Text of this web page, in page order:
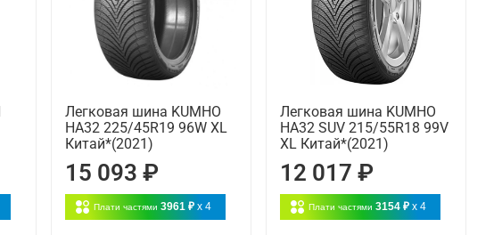
Легковая шина KUMHO
HA32 225/45R19 96W XL
Китай*(2021)
15 093 ₽
Плати частями 3961 ₽ x 4
Легковая шина KUMHO
HA32 SUV 215/55R18 99V
XL Китай*(2021)
12 017 ₽
Плати частями 3154 ₽ x 4